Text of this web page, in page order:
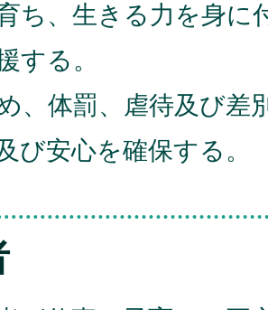
ち、生きる力を身に
する。
、体罰、虐待及び差
び安心を確保する。